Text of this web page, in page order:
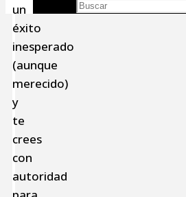
un
éxito
inesperado
(aunque
merecido)
y
te
crees
con
autoridad